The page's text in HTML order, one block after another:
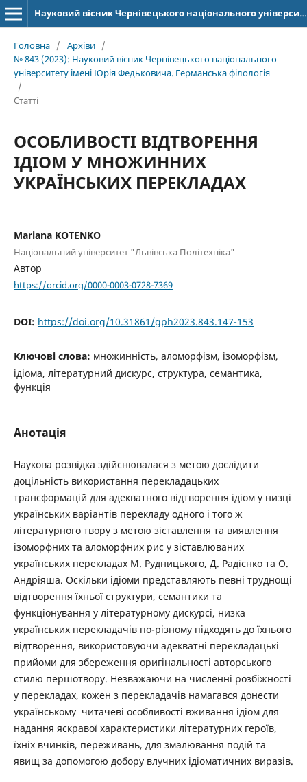
Науковий вісник Чернівецького національного університету імені Юрія Федьковича. Серія: Германська філологія
Головна / Архіви /
№ 843 (2023): Науковий вісник Чернівецького національного
університету імені Юрія Федьковича. Германська філологія
/
Статті
ОСОБЛИВОСТІ ВІДТВОРЕННЯ
ІДІОМ У МНОЖИННИХ
УКРАЇНСЬКИХ ПЕРЕКЛАДАХ
Mariana KOTENKO
Національний університет "Львівська Політехніка"
Автор
https://orcid.org/0000-0003-0728-7369
DOI: https://doi.org/10.31861/gph2023.843.147-153
Ключові слова: множинність, аломорфізм, ізоморфізм,
ідіома, літературний дискурс, структура, семантика,
функція
Анотація
Наукова розвідка здійснювалася з метою дослідити
доцільність використання перекладацьких
трансформацій для адекватного відтворення ідіом у низці
українських варіантів перекладу одного і того ж
літературного твору з метою зіставлення та виявлення
ізоморфних та аломорфних рис у зіставлюваних
українських перекладах М. Рудницького, Д. Радієнко та О.
Андріяша. Оскільки ідіоми представляють певні труднощі
відтворення їхньої структури, семантики та
функціонування у літературному дискурсі, низка
українських перекладачів по-різному підходять до їхнього
відтворення, використовуючи адекватні перекладацькі
прийоми для збереження оригінальності авторського
стилю першотвору. Незважаючи на численні розбіжності
у перекладах, кожен з перекладачів намагався донести
українському читачеві особливості вживання ідіом для
надання яскравої характеристики літературних героїв,
їхніх вчинків, переживань, для змалювання подій та
явищ за допомогою добору влучних ідіоматичних виразів.